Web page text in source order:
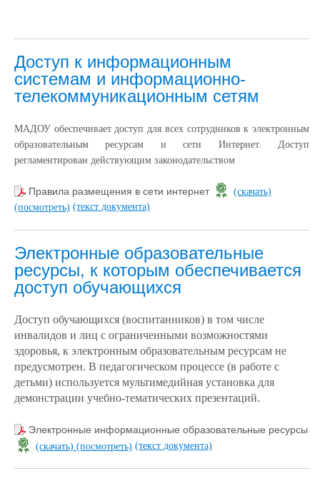
Доступ к информационным
системам и информационно-
телекоммуникационным сетям
МАДОУ обеспечивает доступ для всех сотрудников к электронным
образовательным ресурсам и сети Интернет. Доступ
регламентирован действующим законодательством
Правила размещения в сети интернет
(скачать)
(посмотреть) (текст документа)
Электронные образовательные
ресурсы, к которым обеспечивается
доступ обучающихся
Доступ обучающихся (воспитанников) в том числе
инвалидов и лиц с ограниченными возможностями
здоровья, к электронным образовательным ресурсам не
предусмотрен. В педагогическом процессе (в работе с
детьми) используется мультимедийная установка для
демонстрации учебно-тематических презентаций.
Электронные информационные образовательные ресурсы
(скачать) (посмотреть) (текст документа)